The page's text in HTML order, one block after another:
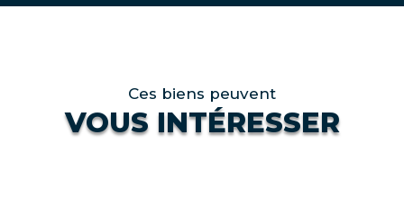
Ces biens peuvent
VOUS INTÉRESSER